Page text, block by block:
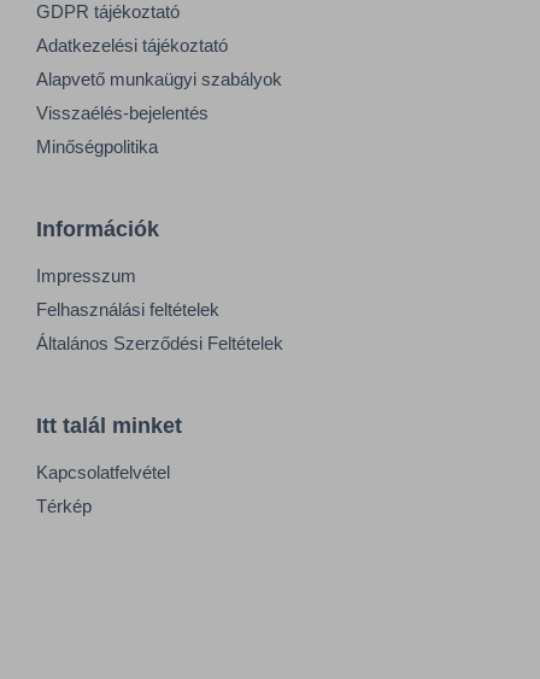
GDPR tájékoztató
Adatkezelési tájékoztató
Alapvető munkaügyi szabályok
Visszaélés-bejelentés
Minőségpolitika
Információk
Impresszum
Felhasználási feltételek
Általános Szerződési Feltételek
Itt talál minket
Kapcsolatfelvétel
Térkép